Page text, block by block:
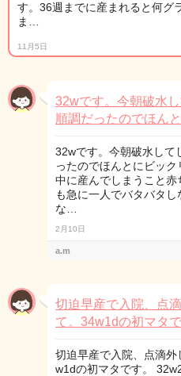
す。36週までに産まれると何グ
ま…
11月5日
32wです。今朝破水
順調だったのでほん
32wです。今朝破水して
ったのでほんとにビッ
中に産んでしまうこと
も急に一人でバタバタ
な…
2月10日
a.m
切迫早産で入院、点
て。34w1dの初マタ
切迫早産で入院、点滴
w1dの初マタです。